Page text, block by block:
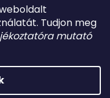
Tudjon meg
mutató